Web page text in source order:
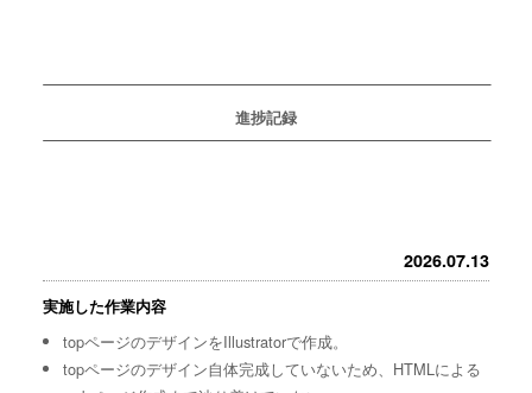
進捗記録
2026.07.13
実施した作業内容
topページのデザインをIllustratorで作成。
topページのデザイン自体完成していないため、HTMLによる